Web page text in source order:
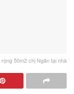
50m2 chị Ngân tại nhà